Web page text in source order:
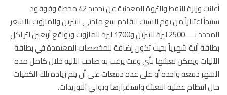
أعلنت وزارة النفط والثروة المعدنية عن تحديد 42 محطة وفوقود
اعتباراً من يوم السبت القادم ببيع مادتي البنزين والمازوت بالسعر
المحدد بــــ 2500 ليرة للبنزين و1700 ليرة للمازوت وبواقع أربعين لتر لكل
ألية شهرياً بحيث تكون إضافة للمخصصات المعتمدة في بطاقة
ويمكن تعبئتها بأي وقت يرغب به صاحب الآلية خلال كامل مدة
دفعة واحدة أو على عدة دفعات على أن يتم زيادة تلك الكميات
انتظام عملية التعبئة واستقرارها وتوالي التوريدات.